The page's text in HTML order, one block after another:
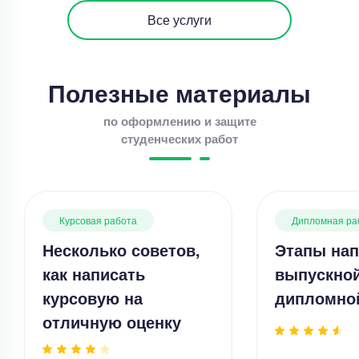
Все услуги
Полезные материалы
по оформлению и защите
студенческих работ
Курсовая работа
Несколько советов,
как написать
курсовую на
отличную оценку
Дипломная
Этапы